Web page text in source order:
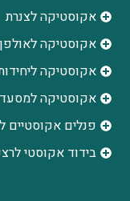
אקוסטיקה לצנרת
אקוסטיקה
‫אקוסטיקה
אקוסטיקה
פנלים אקוסטיים
בידוד אקוסטי